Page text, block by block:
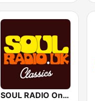
SOUL RADIO Only Classic Soul